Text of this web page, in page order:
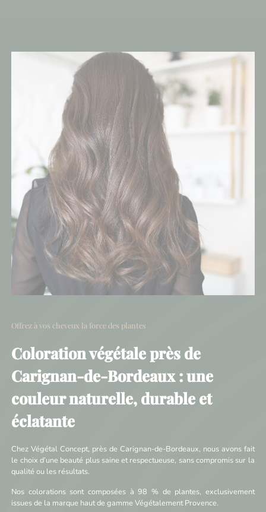
Offrez à vos cheveux la force des plantes
Coloration végétale près de
Carignan-de-Bordeaux : une
couleur naturelle, durable et
éclatante
Chez Végétal Concept, près de Carignan-de-Bordeaux, nous avons fait
le choix d’une beauté plus saine et respectueuse, sans compromis sur la
qualité ou les résultats.
Nos colorations sont composées à 98 % de plantes, exclusivement
issues de la marque haut de gamme Végétalement Provence.